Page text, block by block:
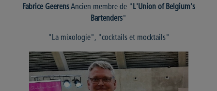
Fabrice GeerensAncien membre de "L'Union of Belgium's
Bartenders"
"La mixologie", "cocktails et mocktails"